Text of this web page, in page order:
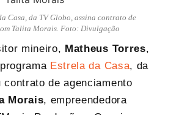
Casa, da TV Globo, assina contrato de
Talita Morais. Foto: Divulgação
mineiro, Matheus Torres,
Estrela da Casa, da
contrato de agenciamento
Morais, empreendedora